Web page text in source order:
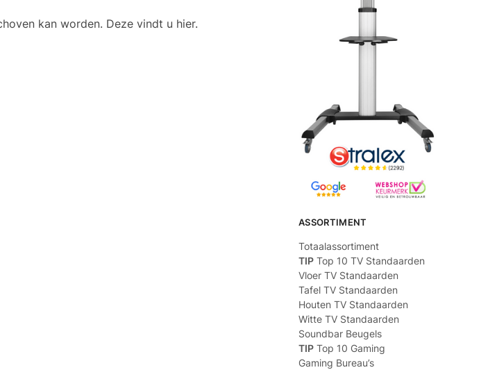
kan worden. Deze vindt u hier.
ASSORTIMENT
Totaalassortiment
TIP Top 10 TV Standaarden
Vloer TV Standaarden
Tafel TV Standaarden
Houten TV Standaarden
Witte TV Standaarden
Soundbar Beugels
TIP Top 10 Gaming
Gaming Bureau’s